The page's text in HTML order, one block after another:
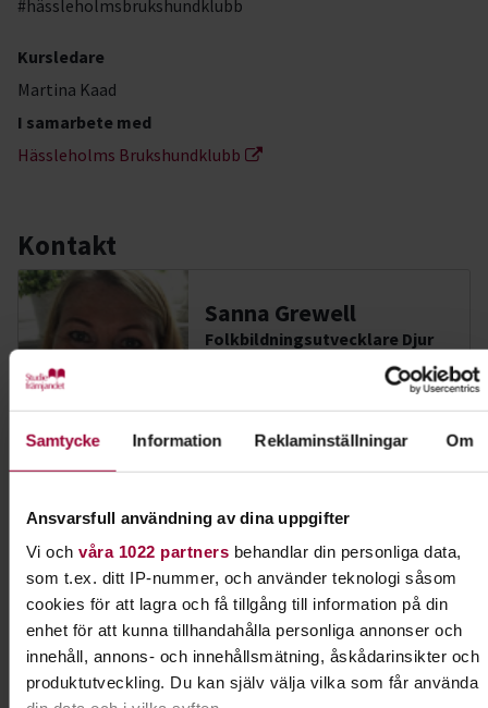
Samtycke Information Reklaminställningar Om
Ansvarsfull användning av dina uppgifter
Vi och våra 1022 partnersbehandlar din personliga data,
som t.ex. ditt IP-nummer, och använder teknologi såsom
cookies för att lagra och få tillgång till information på din
enhet för att kunna tillhandahålla personliga annonser och
innehåll, annons- och innehållsmätning, åskådarinsikter och
produktutveckling. Du kan själv välja vilka som får använda
#hässleholmsbrukshundklubb
Kursledare
Martina Kaad
I samarbete med
Hässleholms Brukshundklubb
Kontakt
Sanna Grewell
Folkbildningsutvecklare Djur
Visa mer
Hund & husdjur
Har du hund eller planerar du att skaffa en valp?
Eller kanske en katt eller ett annat husdjur?
Grattis! Det finns massor av roliga saker du kan